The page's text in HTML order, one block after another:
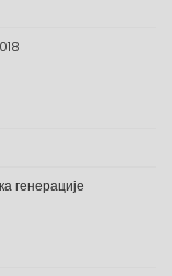
генерације